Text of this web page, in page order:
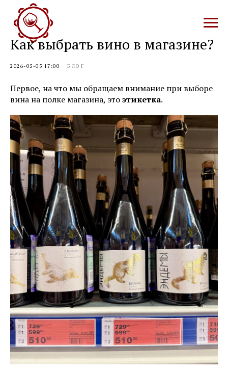
Как выбрать вино в магазине?
2026-05-05 17:00 БЛОГ
Первое, на что мы обращаем внимание при выборе
вина на полке магазина, этоэтикетка.